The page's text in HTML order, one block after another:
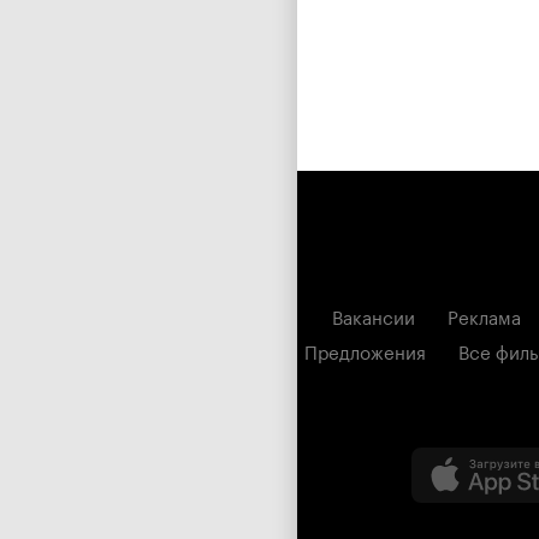
Вакансии Реклама
Предложения
Все